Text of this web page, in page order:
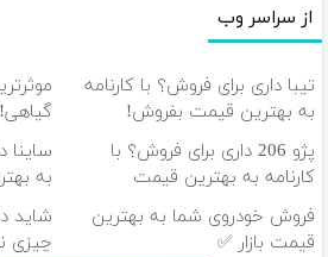
از سراسر وب
تیبا داری برای فروش؟ با کارنامه
به بهترین قیمت بفروش!
گیاهی! 5تا۷کیلو لاغری😍
پژو 206 داری برای فروش؟ با
کارنامه به بهترین قیمت
بفروش!
ساینا
به
فروش خودروی شما به بهترین
قیمت بازار ✅
شاید
چیزی